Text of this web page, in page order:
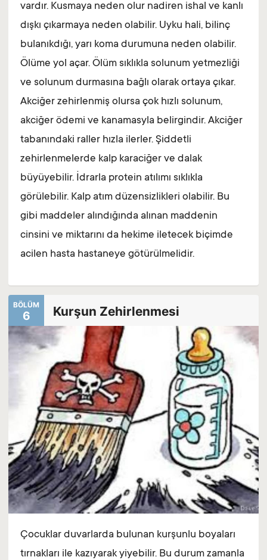
vardır. Kusmaya neden olur nadiren ishal ve kanlı
dışkı çıkarmaya neden olabilir. Uyku hali, bilinç
bulanıkdığı, yarı koma durumuna neden olabilir.
Ölüme yol açar. Ölüm sıklıkla solunum yetmezliği
ve solunum durmasına bağlı olarak ortaya çıkar.
Akciğer zehirlenmiş olursa çok hızlı solunum,
akciğer ödemi ve kanamasyla belirgindir. Akciğer
tabanındaki raller hızla ilerler. Şiddetli
zehirlenmelerde kalp karaciğer ve dalak
büyüyebilir. İdrarla protein atılımı sıklıkla
görülebilir. Kalp atım düzensizlikleri olabilir. Bu
gibi maddeler alındığında alınan maddenin
cinsini ve miktarını da hekime iletecek biçimde
acilen hasta hastaneye götürülmelidir.
BÖLÜM
6 Kurşun Zehirlenmesi
Çocuklar duvarlarda bulunan kurşunlu boyaları
tırnakları ile kazıyarak yiyebilir. Bu durum zamanla